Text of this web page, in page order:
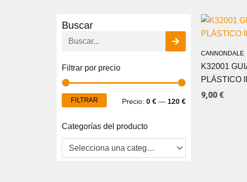
Buscar
Filtrar por precio
Precio
mínimo
Precio
máximo
FILTRAR Precio: 0 € — 120 €
Categorías del producto
Selecciona una categoría
CANNONDALE
K32001
PLÁSTICO
9,00 €